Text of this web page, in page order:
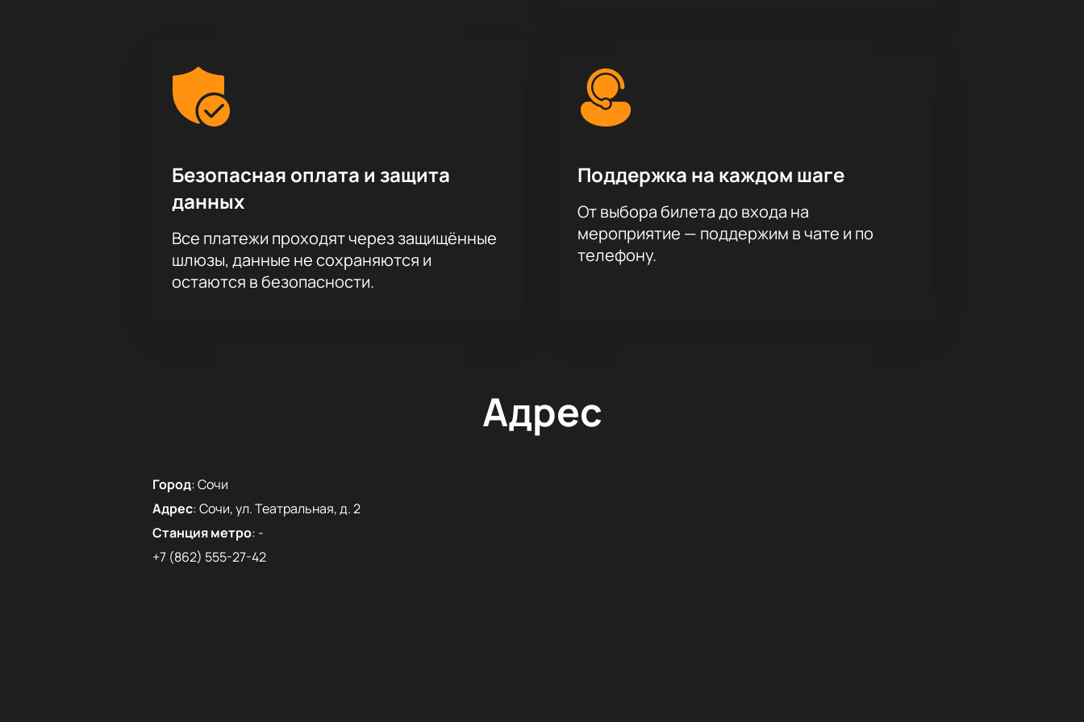
Безопасная оплата и защита
данных
Все платежи проходят через защищённые
шлюзы, данные не сохраняются и
остаются в безопасности.
Поддержка на каждом шаге
От выбора билета до входа на
мероприятие — поддержим в чате и по
телефону.
Адрес
Город:Сочи
Адрес:Сочи, ул. Театральная, д. 2
Станция метро: -
+7 (862) 555-27-42